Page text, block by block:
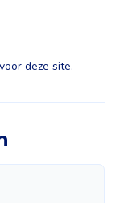
deze site.